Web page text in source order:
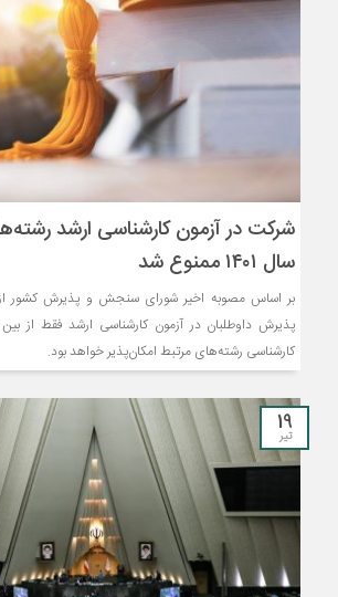
شرکت در آزمون کارشناسی ارشد
سال ۱۴۰۱ ممنوع شد
پذیرش داوطلبان در آزمون کارشناسی ارشد فقط از
کارشناسی رشته‌های مرتبط امکان‌پذیر خواهد بود.
19
تیر